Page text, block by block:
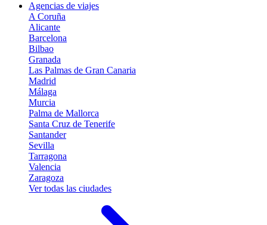
Agencias de viajes
A Coruña
Alicante
Barcelona
Bilbao
Granada
Las Palmas de Gran Canaria
Madrid
Málaga
Murcia
Palma de Mallorca
Santa Cruz de Tenerife
Santander
Sevilla
Tarragona
Valencia
Zaragoza
Ver todas las ciudades